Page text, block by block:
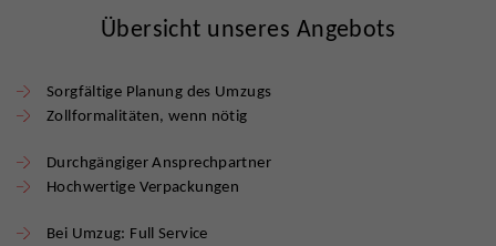
Übersicht unseres Angebots
Sorgfältige Planung des Umzugs
Zollformalitäten, wenn nötig
Durchgängiger Ansprechpartner
Hochwertige Verpackungen
Bei Umzug: Full Service